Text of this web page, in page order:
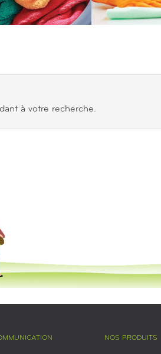
à votre recherche.
NOS PRODUITS